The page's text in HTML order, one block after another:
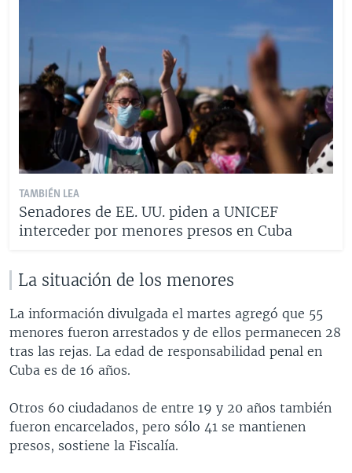
TAMBIÉN LEA
Senadores de EE. UU. piden a UNICEF
interceder por menores presos en Cuba
La situación de los menores
La información divulgada el martes agregó que 55
menores fueron arrestados y de ellos permanecen 28
tras las rejas. La edad de responsabilidad penal en
Cuba es de 16 años.
Otros 60 ciudadanos de entre 19 y 20 años también
fueron encarcelados, pero sólo 41 se mantienen
presos, sostiene la Fiscalía.